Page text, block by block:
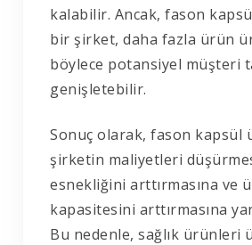
kalabilir. Ancak, fason
bir şirket, daha fazla ürün
böylece potansiyel müşteri
genişletebilir.
Sonuç olarak, fason kapsül
şirketin maliyetleri
esnekliğini arttırmasına ve
kapasitesini arttırmasına
Bu nedenle, sağlık ürünleri